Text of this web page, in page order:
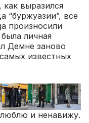
выразился
“буржуазии”, все
произносили
личная
Демне заново
известных
и ненавижу.